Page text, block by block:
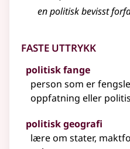
en politisk bevisst
Faste uttrykk
politisk fange
person som er
oppfatning eller
politisk geografi
lære om stater,